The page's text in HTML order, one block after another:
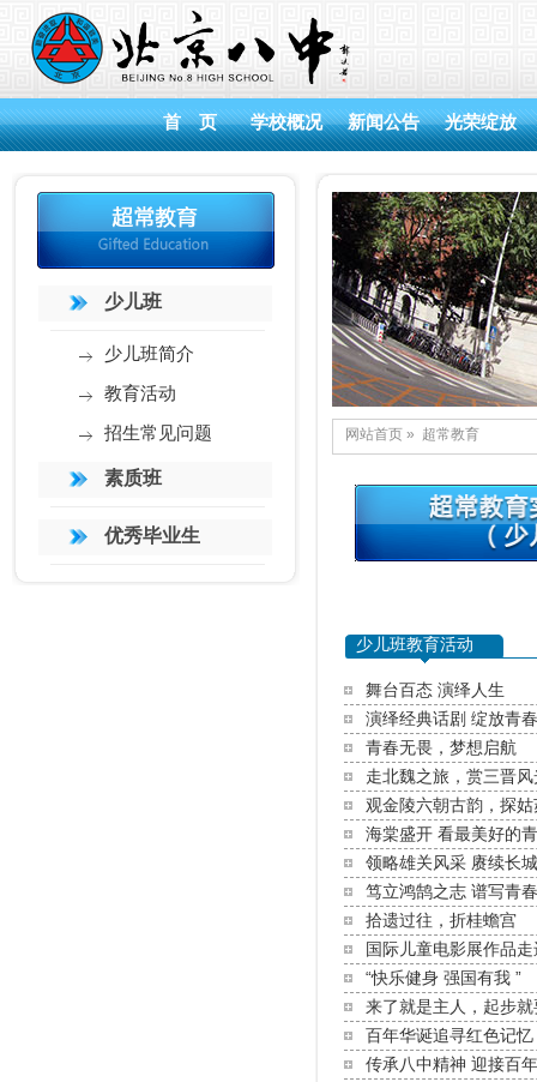
首 页 学校概况 新闻公告 光荣绽放
少儿班
少儿班简介
教育活动
招生常见问题
素质班
优秀毕业生
网站首页 » 超常教育
少儿班教育活动
舞台百态 演绎人生
演绎经典话剧 绽放青
青春无畏，梦想启航
走北魏之旅，赏三晋风
观金陵六朝古韵，探
海棠盛开 看最美好的
领略雄关风采 赓续长
笃立鸿鹄之志 谱写青
拾遗过往，折桂蟾宫
国际儿童电影展作品
“快乐健身 强国有我 ”
来了就是主人，起步
百年华诞追寻红色记
传承八中精神 迎接百